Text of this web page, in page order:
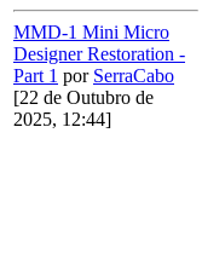
MMD-1 Mini Micro
Designer Restoration -
Part 1 por SerraCabo
[22 de Outubro de
2025, 12:44]